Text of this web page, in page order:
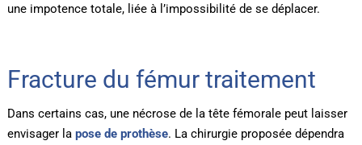
une impotence totale, liée à l’impossibilité de se déplacer.
Fracture du fémur traitement
Dans certains cas, une nécrose de la tête fémorale peut laisser
envisager la pose de prothèse. La chirurgie proposée dépendra